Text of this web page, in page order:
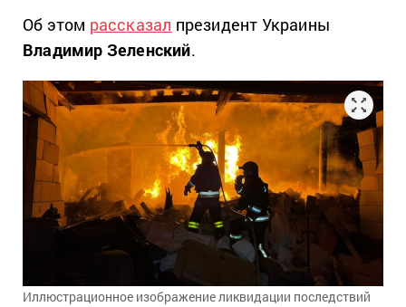
Об этом рассказал президент Украины
Владимир Зеленский.
Иллюстрационное изображение ликвидации последствий